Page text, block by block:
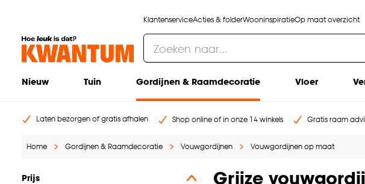
KlantenserviceActies & folderWooninspiratieOp maat overzicht
Nieuw Tuin Gordijnen & Raamdecoratie Vloer
Laten bezorgen of gratis afhalen Shop online of in onze 14 winkels Gratis raam
Home Gordijnen & Raamdecoratie Vouwgordijnen Vouwgordijnen op maat
Prijs Grijze